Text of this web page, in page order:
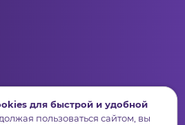
для быстрой и удобной
пользоваться сайтом, вы